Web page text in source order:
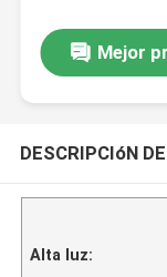
Mejor
DESCRIPCIóN
Alta luz: